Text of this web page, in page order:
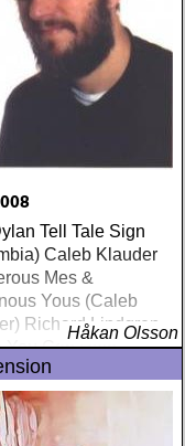
Tell Tale Sign
Caleb Klauder
Mes &
Yous (Caleb
Richard Lindgren
You Can Hate
Håkan Olsson